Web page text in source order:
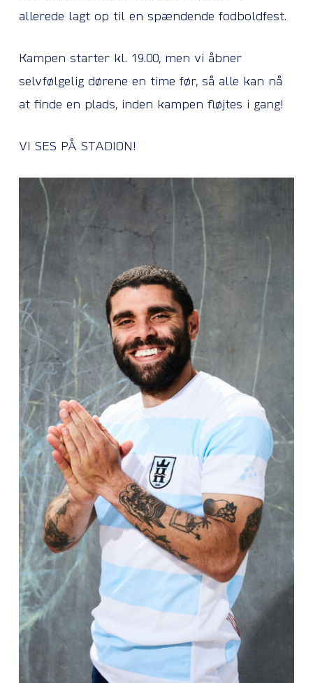
allerede lagt op til en spændende fodboldfest.
Kampen starter kl. 19.00, men vi åbner
selvfølgelig dørene en time før, så alle kan nå
at finde en plads, inden kampen fløjtes i gang!
VI SES PÅ STADION!